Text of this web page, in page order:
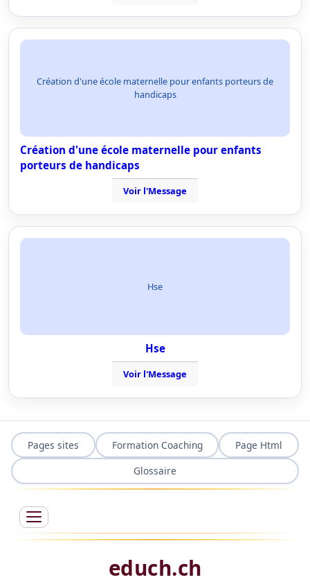
Création d'une école maternelle pour enfants porteurs de
handicaps
Création d'une école maternelle pour enfants
porteurs de handicaps
Voir l'Message
Hse
Hse
Voir l'Message
Pages sites Formation Coaching
Page Html
Glossaire
educh.ch